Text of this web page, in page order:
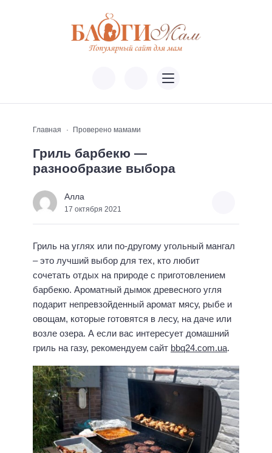
Главная Проверено мамами
Гриль барбекю —
разнообразие выбора
Алла
17 октября 2021
Гриль на углях или по-другому угольный мангал
– это лучший выбор для тех, кто любит
сочетать отдых на природе с приготовлением
барбекю. Ароматный дымок древесного угля
подарит непревзойденный аромат мясу, рыбе и
овощам, которые готовятся в лесу, на даче или
возле озера. А если вас интересует домашний
гриль на газу, рекомендуем сайт bbq24.com.ua.